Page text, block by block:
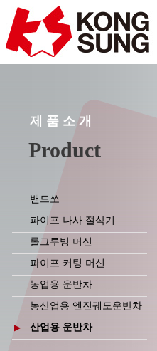
제 품 소 개
Product
밴드쏘
파이프 나사 절삭기
롤그루빙 머신
파이프 커팅 머신
농업용 운반차
농산업용 엔진궤도운반차
▶ 산업용 운반차